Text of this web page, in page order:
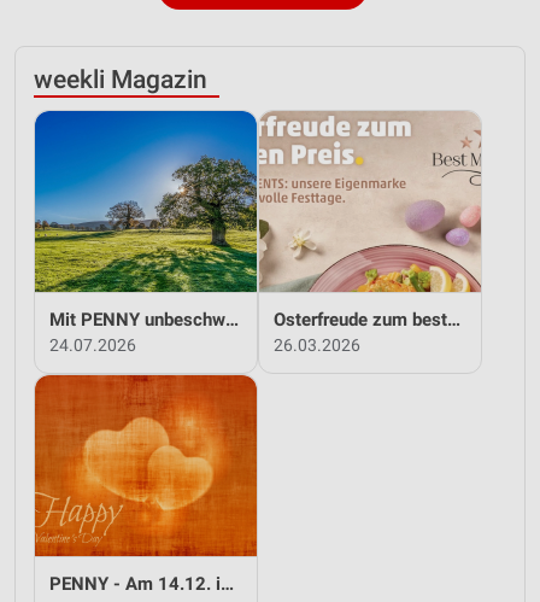
weekli Magazin
Mit PENNY unbeschwert in den Sommer!
24.07.2026
Osterfreude zum besten Preis - mit PENNY!
26.03.2026
PENNY - Am 14.12. ist Valentinstag